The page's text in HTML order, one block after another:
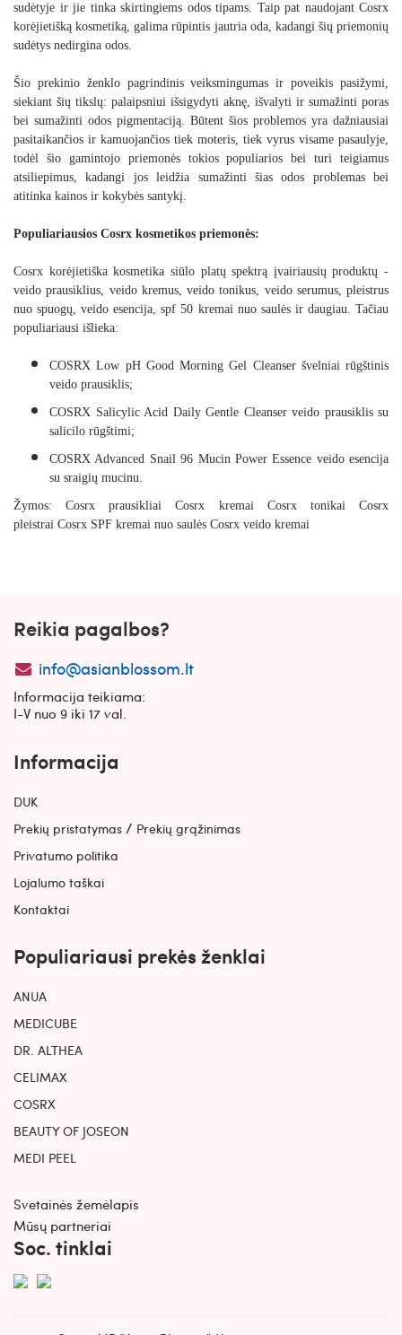
sudėtyje ir jie tinka skirtingiems odos tipams. Taip pat naudojant Cosrx
korėjietišką kosmetiką, galima rūpintis jautria oda, kadangi šių priemonių
sudėtys nedirgina odos.
Šio prekinio ženklo pagrindinis veiksmingumas ir poveikis pasižymi,
siekiant šių tikslų: palaipsniui išsigydyti aknę, išvalyti ir sumažinti poras
bei sumažinti odos pigmentaciją. Būtent šios problemos yra dažniausiai
pasitaikančios ir kamuojančios tiek moteris, tiek vyrus visame pasaulyje,
todėl šio gamintojo priemonės tokios populiarios bei turi teigiamus
atsiliepimus, kadangi jos leidžia sumažinti šias odos problemas bei
atitinka kainos ir kokybės santykį.
Populiariausios Cosrx kosmetikos priemonės:
Cosrx korėjietiška kosmetika siūlo platų spektrą įvairiausių produktų -
veido prausiklius, veido kremus, veido tonikus, veido serumus, pleistrus
nuo spuogų,veido esencija,spf 50 kremai nuo saulėsir daugiau. Tačiau
populiariausi išlieka:
COSRX Low pH Good Morning Gel Cleanser švelniai rūgštinis
veido prausiklis;
COSRX Salicylic Acid Daily Gentle Cleanser veido prausiklis su
salicilo rūgštimi;
COSRX Advanced Snail 96 Mucin Power Essence veido esencija
su sraigių mucinu.
Žymos:Cosrx prausikliai Cosrx kremai Cosrx tonikai
Cosrx
pleistrai Cosrx SPF kremai nuo saulės Cosrx veido kremai
Reikia pagalbos?
info@asianblossom.lt
Informacija teikiama:
I-V nuo 9 iki 17 val.
Informacija
DUK
Prekių pristatymas / Prekių grąžinimas
Privatumo politika
Lojalumo taškai
Kontaktai
Populiariausi prekės ženklai
ANUA
MEDICUBE
DR. ALTHEA
CELIMAX
COSRX
BEAUTY OF JOSEON
MEDI PEEL
Svetainės žemėlapis
Mūsų partneriai
Soc. tinklai